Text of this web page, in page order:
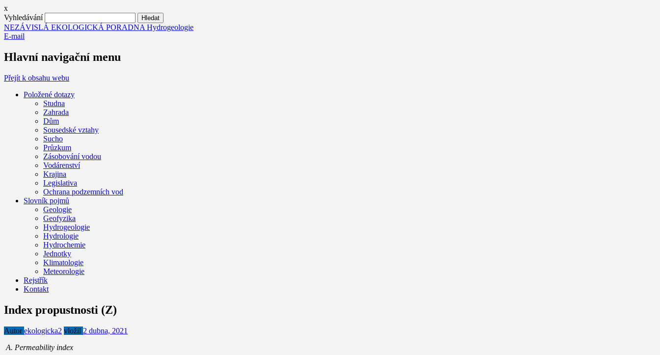
x
Vyhledávání
NEZÁVISLÁ EKOLOGICKÁ PORADNA Hydrogeologie
E-mail
Hlavní navigační menu
Přejít k obsahu webu
Položené dotazy
Studna
Zahrada
Dům
Sousedské vztahy
Sucho
Průzkum
Zásobování vodou
Vodárenství
Krajina
Legislativa
Ochrana podzemních vod
Slovník pojmů
Geologie
Geofyzika
Hydrogeologie
Hydrologie
Hydrochemie
Jednotky
Klimatologie
Meteorologie
Rejstřík
Kontakt
Index propustnosti (Z)
Autorekologicka2 vložil 2 dubna, 2021
A. Permeability index